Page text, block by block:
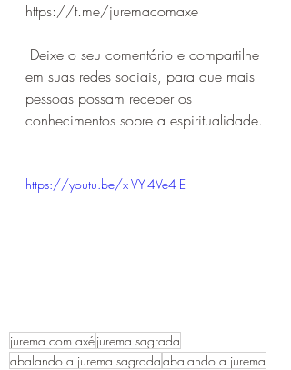
https://t.me/juremacomaxe
em suas redes sociais, para que mais
pessoas possam receber os
conhecimentos sobre a espiritualidade.
https://youtu.be/x-VY-4Ve4-E
jurema com axéjurema sagrada
abalando a jurema sagradaabalando a jurema